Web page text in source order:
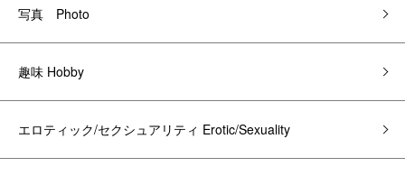
写真 Photo
趣味 Hobby
エロティック/セクシュアリティ Erotic/Sexuality